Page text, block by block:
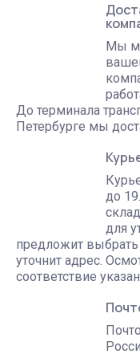
Мы
До терминала
Петербурге мы
до
для
предложит
уточнит адрес.
соответствие